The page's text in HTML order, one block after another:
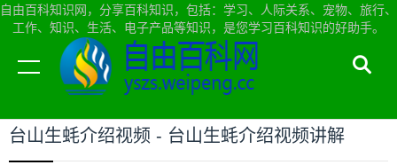
自由百科知识网，分享百科知识，包括：学习、人际关系、宠物、旅行、
工作、知识、生活、电子产品等知识，是您学习百科知识的好助手。
当前位置：自由百科知识网首页>生活
台山生蚝介绍视频 - 台山生蚝介绍视频讲解